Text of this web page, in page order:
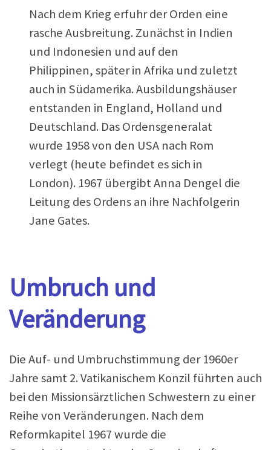
Nach dem Krieg erfuhr der Orden eine
rasche Ausbreitung. Zunächst in Indien
und Indonesien und auf den
Philippinen, später in Afrika und zuletzt
auch in Südamerika. Ausbildungshäuser
entstanden in England, Holland und
Deutschland. Das Ordensgeneralat
wurde 1958 von den USA nach Rom
verlegt (heute befindet es sich in
London). 1967 übergibt Anna Dengel die
Leitung des Ordens an ihre Nachfolgerin
Jane Gates.
Umbruch und
Veränderung
Die Auf- und Umbruchstimmung der 1960er
Jahre samt 2. Vatikanischem Konzil führten auch
bei den Missionsärztlichen Schwestern zu einer
Reihe von Veränderungen. Nach dem
Reformkapitel 1967 wurde die